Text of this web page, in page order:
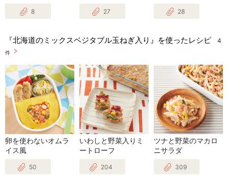
8 27 28
『北海道のミックスベジタブル玉ねぎ入り』を使ったレシピ 4
件
卵を使わないオムラ
イス風
50
いわしと野菜入りミ
ートローフ
204
ツナと野菜のマカロ
ニサラダ
309